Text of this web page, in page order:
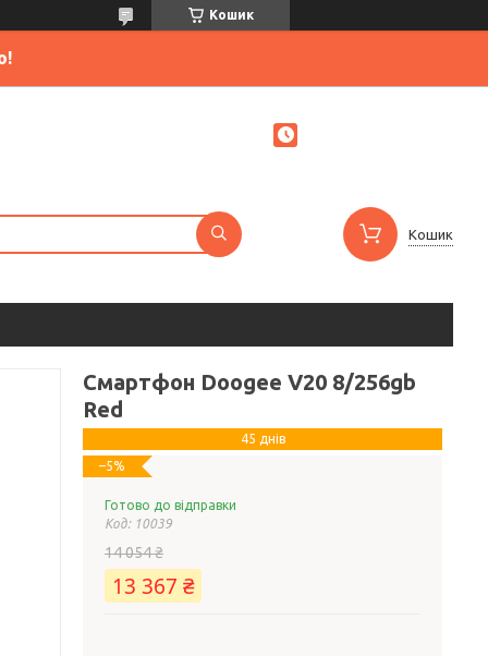
Кошик
Кошик
Смартфон Doogee V20 8/256gb
Red
45 днів
–5%
Готово до відправки
Код: 10039
14 054 ₴
13 367 ₴